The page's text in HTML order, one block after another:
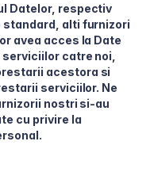
Datelor, respectiv
standard, alti furnizori
avea acces la Date
catre noi,
acestora si
serviciilor. Ne
nostri si-au
cu privire la